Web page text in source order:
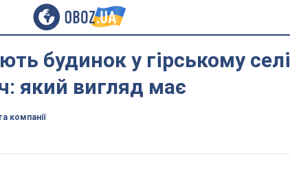
будинок у гірському селі
який вигляд має
компанії